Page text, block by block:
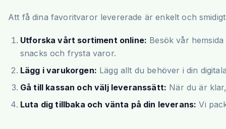
Att få dina favoritvaror levererade är enkelt och
Utforska vårt sortiment online: Besök vår hemsida
snacks och frysta varor.
Lägg i varukorgen: Lägg allt du behöver i din
Gå till kassan och välj leveranssätt: När du är
Luta dig tillbaka och vänta på din leverans: Vi